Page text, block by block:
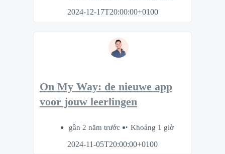
2024-12-17T20:00:00+0100
On My Way: de nieuwe app
voor jouw leerlingen
gần 2 năm trước
Khoảng 1 giờ
2024-11-05T20:00:00+0100